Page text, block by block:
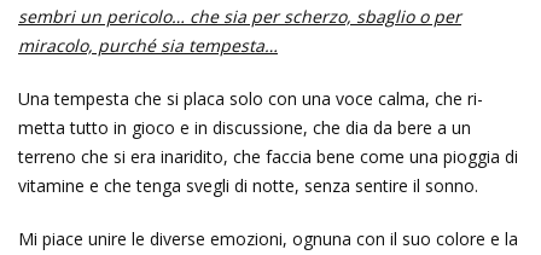
sembri un pericolo… che sia per scherzo, sbaglio o per
miracolo, purché sia tempesta…
Una tempesta che si placa solo con una voce calma, che ri-
metta tutto in gioco e in discussione, che dia da bere a un
terreno che si era inaridito, che faccia bene come una pioggia di
vitamine e che tenga svegli di notte, senza sentire il sonno.
Mi piace unire le diverse emozioni, ognuna con il suo colore e la